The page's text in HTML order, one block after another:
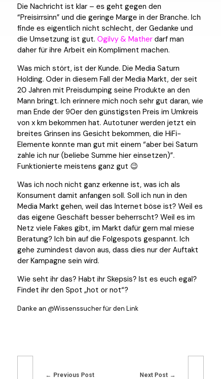
Die Nachricht ist klar – es geht gegen den
“Preisirrsinn” und die geringe Marge in der Branche. Ich
finde es eigentlich nicht schlecht, der Gedanke und
die Umsetzung ist gut. Ogilvy & Mather darf man
daher für ihre Arbeit ein Kompliment machen.
Was mich stört, ist der Kunde. Die Media Saturn
Holding. Oder in diesem Fall der Media Markt, der seit
20 Jahren mit Preisdumping seine Produkte an den
Mann bringt. Ich erinnere mich noch sehr gut daran, wie
man Ende der 90er den günstigsten Preis im Umkreis
von x km bekommen hat. Autotuner werden jetzt ein
breites Grinsen ins Gesicht bekommen, die HiFi-
Elemente konnte man gut mit einem “aber bei Saturn
zahle ich nur (beliebe Summe hier einsetzen)”.
Funktionierte meistens ganz gut 😉
Was ich noch nicht ganz erkenne ist, was ich als
Konsument damit anfangen soll. Soll ich nun in den
Media Markt gehen, weil das Internet böse ist? Weil es
das eigene Geschäft besser beherrscht? Weil es im
Netz viele Fakes gibt, im Markt dafür gern mal miese
Beratung? Ich bin auf die Folgespots gespannt. Ich
gehe zumindest davon aus, dass dies nur der Auftakt
der Kampagne sein wird.
Wie seht ihr das? Habt ihr Skepsis? Ist es euch egal?
Findet ihr den Spot „hot or not“?
Danke an @Wissenssucher für den Link
Previous Post Next Post